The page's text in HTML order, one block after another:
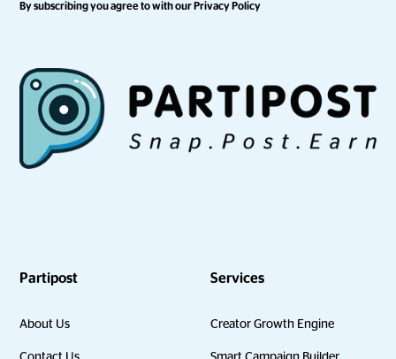
By subscribing you agree to with ourPrivacy Policy
Partipost
About Us
Contact Us
Services
Creator Growth Engine
Smart Campaign Builder